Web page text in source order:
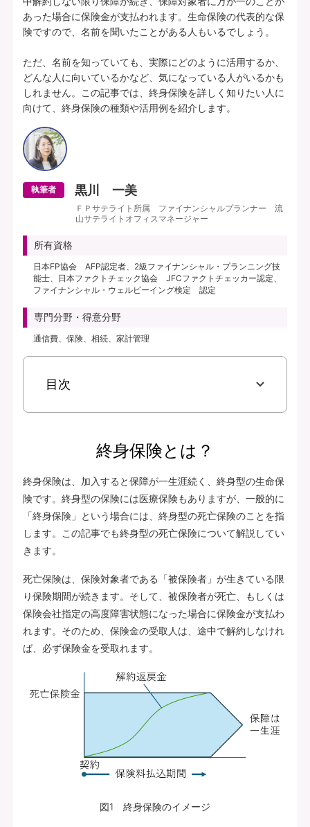
あった場合に保険金が支払われます。生命保険の代表的な保
険ですので、名前を聞いたことがある人もいるでしょう。
ただ、名前を知っていても、実際にどのように活用するか、
どんな人に向いているかなど、気になっている人がいるかも
しれません。この記事では、終身保険を詳しく知りたい人に
執筆者 黒川 一美
ＦＰサテライト所属 ファイナンシャルプランナー 流
山サテライトオフィスマネージャー
所有資格
日本FP協会 AFP認定者、2級ファイナンシャル・プランニング技
能士、日本ファクトチェック協会 JFCファクトチェッカー認定、
ファイナンシャル・ウェルビーイング検定 認定
専門分野・得意分野
通信費、保険、相続、家計管理
目次
終身保険とは？
終身保険は、加入すると保障が一生涯続く、終身型の生命保
険です。終身型の保険には医療保険もありますが、一般的に
「終身保険」という場合には、終身型の死亡保険のことを指
します。この記事でも終身型の死亡保険について解説してい
きます。
死亡保険は、保険対象者である「被保険者」が生きている限
り保険期間が続きます。そして、被保険者が死亡、もしくは
保険会社指定の高度障害状態になった場合に保険金が支払わ
れます。そのため、保険金の受取人は、途中で解約しなけれ
ば、必ず保険金を受取れます。
図1 終身保険のイメージ